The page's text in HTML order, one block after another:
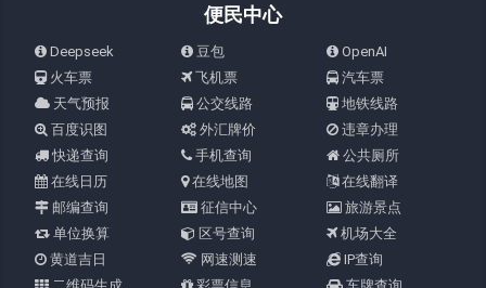
便民中心
Deepseek 豆包
OpenAI
火车票
飞机票
汽车票
天气预报
公交线路
地铁线路
百度识图
外汇牌价
违章办理
快递查询
手机查询
公共厕所
在线日历
在线地图
在线翻译
邮编查询
征信中心
旅游景点
单位换算
区号查询
机场大全
黄道吉日
网速测速
IP查询